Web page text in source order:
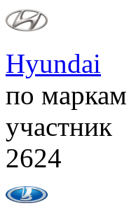
Hyundai
по маркам
участник
2624